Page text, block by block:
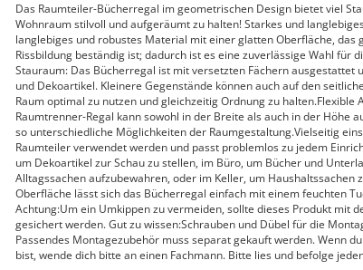
Das Raumteiler-Bücherregal im geometrischen Design bietet viel
Wohnraum stilvoll und aufgeräumt zu halten! Starkes und
langlebiges und robustes Material mit einer glatten Oberfläche, das
Rissbildung beständig ist; dadurch ist es eine zuverlässige Wahl für
Stauraum: Das Bücherregal ist mit versetzten Fächern ausgestattet
und Dekoartikel. Kleinere Gegenstände können auch auf den
Raum optimal zu nutzen und gleichzeitig Ordnung zu halten.Flexible
Raumtrenner-Regal kann sowohl in der Breite als auch in der Höhe
so unterschiedliche Möglichkeiten der Raumgestaltung.Vielseitig
Raumteiler verwendet werden und passt problemlos zu jedem
um Dekoartikel zur Schau zu stellen, im Büro, um Bücher und
Alltagssachen aufzubewahren, oder im Keller, um Haushaltssachen
Oberfläche lässt sich das Bücherregal einfach mit einem feuchten
Achtung:Um ein Umkippen zu vermeiden, sollte dieses Produkt mit
gesichert werden. Gut zu wissen:Schrauben und Dübel für die
Passendes Montagezubehör muss separat gekauft werden. Wenn
bist, wende dich bitte an einen Fachmann. Bitte lies und befolge